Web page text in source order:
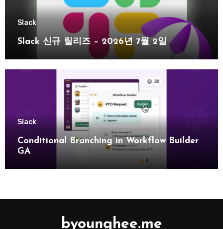
Slack
Slack 신규 릴리즈 – 2026년 7월 2일
Slack
Conditional Branching in Workflow Builder
GA
byounghee.me